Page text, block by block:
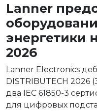
Lanner
энергетики
2026
Lanner Electronics
DISTRIBUTECH 2026
два IEC 61850-3
для цифровых